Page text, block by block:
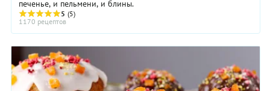
печенье, и пельмени, и блины.
5 (5)
1170 рецептов